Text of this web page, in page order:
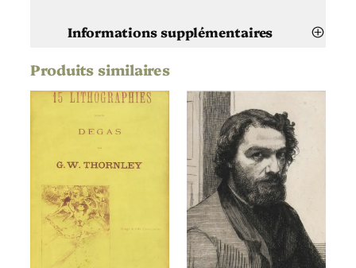
Informations supplémentaires
Attributs Valeur
Le torero mort
Date 1868
Technique Aquatinte,Eau-forte
Support | Papier
Produits similaires